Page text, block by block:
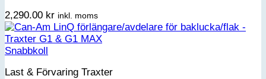
2,290.00 kr inkl. moms
Snabbkoll
Last & Förvaring Traxter